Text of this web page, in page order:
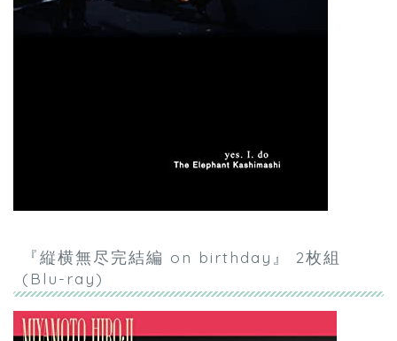
『縦横無尽完結編 on birthday』 2枚組
(Blu-ray)